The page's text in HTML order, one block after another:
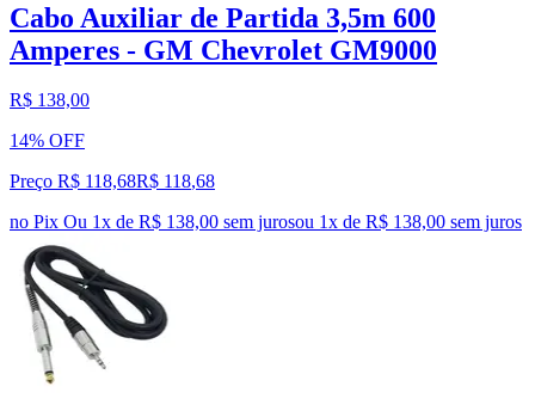
Cabo Auxiliar de Partida 3,5m 600
Amperes - GM Chevrolet GM9000
R$ 138,00
14% OFF
Preço R$ 118,68R$ 118,68
no Pix Ou 1x de R$ 138,00 sem jurosou 1x de R$ 138,00 sem juros